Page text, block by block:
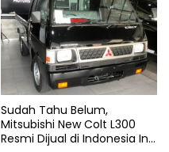
Sudah Tahu Belum,
Mitsubishi New Colt L300
Resmi Dijual di Indonesia Ini